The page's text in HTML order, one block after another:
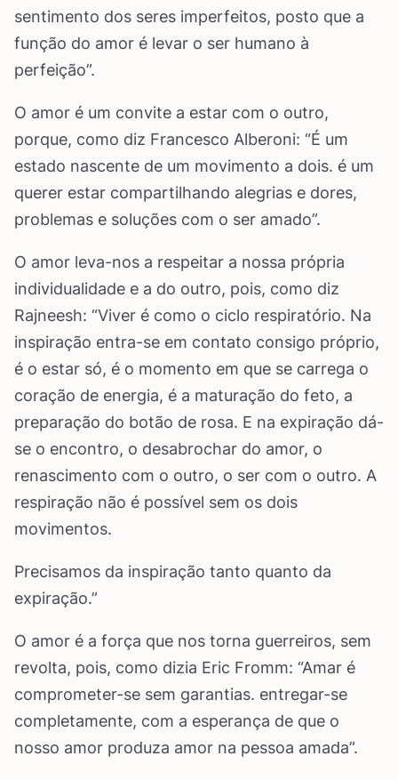
sentimento dos seres imperfeitos, posto que a
função do amor é levar o ser humano à
perfeição”.
O amor é um convite a estar com o outro,
porque, como diz Francesco Alberoni: “É um
estado nascente de um movimento a dois. é um
querer estar compartilhando alegrias e dores,
problemas e soluções com o ser amado”.
O amor leva-nos a respeitar a nossa própria
individualidade e a do outro, pois, como diz
Rajneesh: “Viver é como o ciclo respiratório. Na
inspiração entra-se em contato consigo próprio,
é o estar só, é o momento em que se carrega o
coração de energia, é a maturação do feto, a
preparação do botão de rosa. E na expiração dá-
se o encontro, o desabrochar do amor, o
renascimento com o outro, o ser com o outro. A
respiração não é possível sem os dois
movimentos.
Precisamos da inspiração tanto quanto da
expiração.”
O amor é a força que nos torna guerreiros, sem
revolta, pois, como dizia Eric Fromm: “Amar é
comprometer-se sem garantias. entregar-se
completamente, com a esperança de que o
nosso amor produza amor na pessoa amada”.